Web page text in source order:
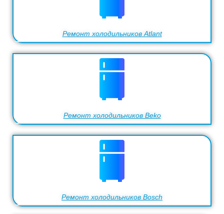
Ремонт холодильников Atlant
Ремонт холодильников Beko
Ремонт холодильников Bosch